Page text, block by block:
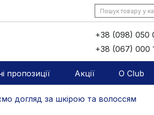
+38 (098) 050
+38 (067) 000
пропозиції Акції O Club
догляд за шкірою та волоссям